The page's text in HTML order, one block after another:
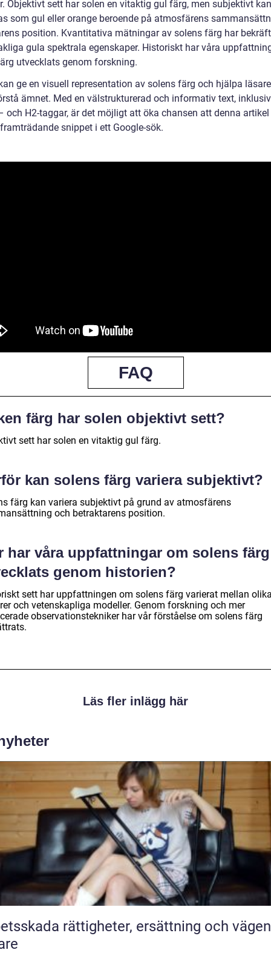
Objektivt sett har solen en vitaktig gul färg, men subjektivt
som gul eller orange beroende på atmosfärens
position. Kvantitativa mätningar av solens färg har
gula spektrala egenskaper. Historiskt har våra
utvecklats genom forskning.
ge en visuell representation av solens färg och hjälpa
ämnet. Med en välstrukturerad och informativ text,
och H2-taggar, är det möjligt att öka chansen att denna
snippet i ett Google-sök.
FAQ
färg har solen objektivt sett?
sett har solen en vitaktig gul färg.
kan solens färg variera subjektivt?
färg kan variera subjektivt på grund av atmosfärens
och betraktarens position.
har våra uppfattningar om solens färg
genom historien?
sett har uppfattningen om solens färg varierat mellan
och vetenskapliga modeller. Genom forskning och mer
observationstekniker har vår förståelse om solens färg
Läs fler inlägg här
ersättning och vägen